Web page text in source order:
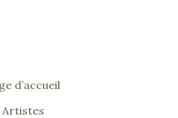
d’accueil
Artistes